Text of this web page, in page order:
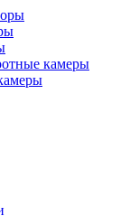
камеры